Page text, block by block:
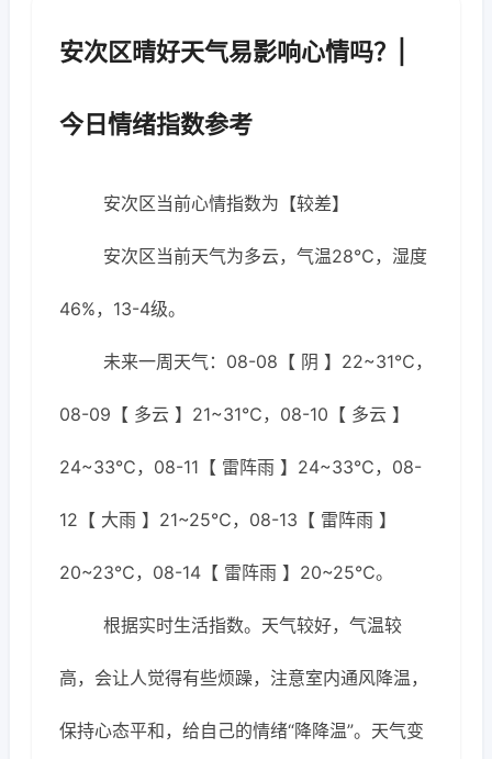
安次区晴好天气易影响心情吗？|
今日情绪指数参考
安次区当前心情指数为【较差】
安次区当前天气为多云，气温28℃，湿度
46%，13-4级。
未来一周天气：08-08【 阴 】22~31℃，
08-09【 多云 】21~31℃，08-10【 多云 】
24~33℃，08-11【 雷阵雨 】24~33℃，08-
12【 大雨 】21~25℃，08-13【 雷阵雨 】
20~23℃，08-14【 雷阵雨 】20~25℃。
根据实时生活指数。天气较好，气温较
高，会让人觉得有些烦躁，注意室内通风降温，
保持心态平和，给自己的情绪“降降温”。天气变